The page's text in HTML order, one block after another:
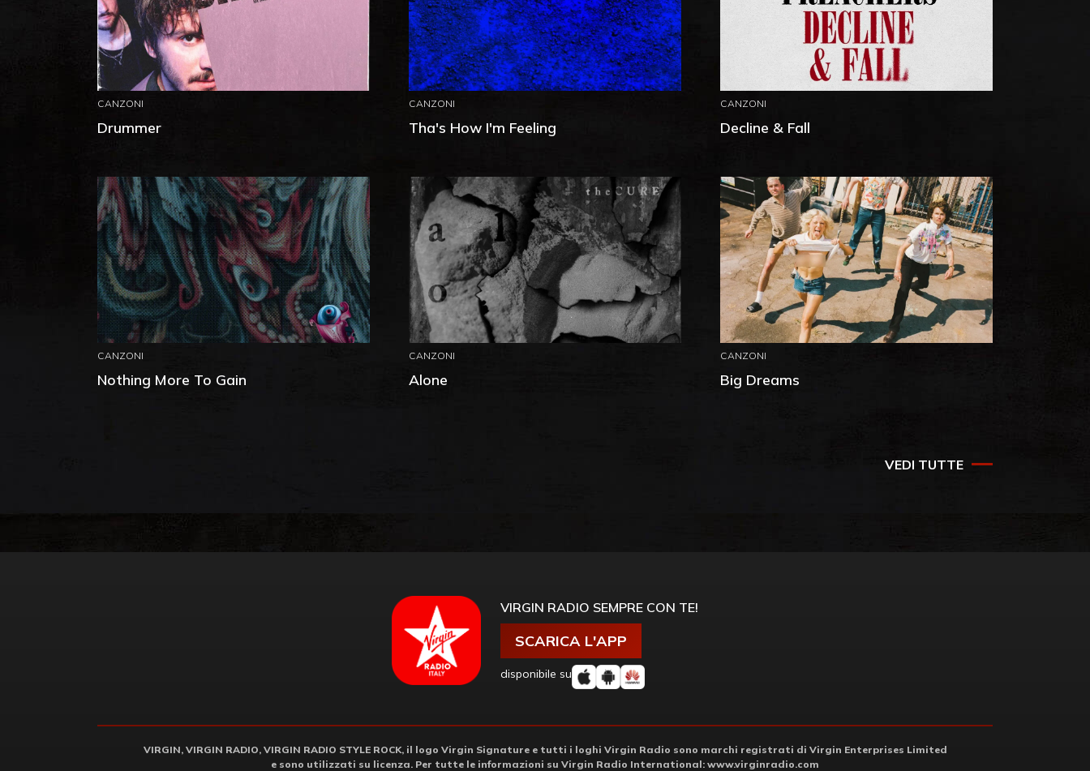
CANZONI
Drummer
CANZONI
Tha's How I'm Feeling
CANZONI
Decline & Fall
CANZONI
Nothing More To Gain
CANZONI
Alone
CANZONI
Big Dreams
VEDI TUTTE
VIRGIN RADIO SEMPRE CON TE!
SCARICA L'APP
disponibile su
VIRGIN, VIRGIN RADIO, VIRGIN RADIO STYLE ROCK, il logo Virgin Signature e tutti i loghi Virgin Radio sono marchi registrati di Virgin Enterprises Limited
e sono utilizzati su licenza. Per tutte le informazioni su Virgin Radio International: www.virginradio.com